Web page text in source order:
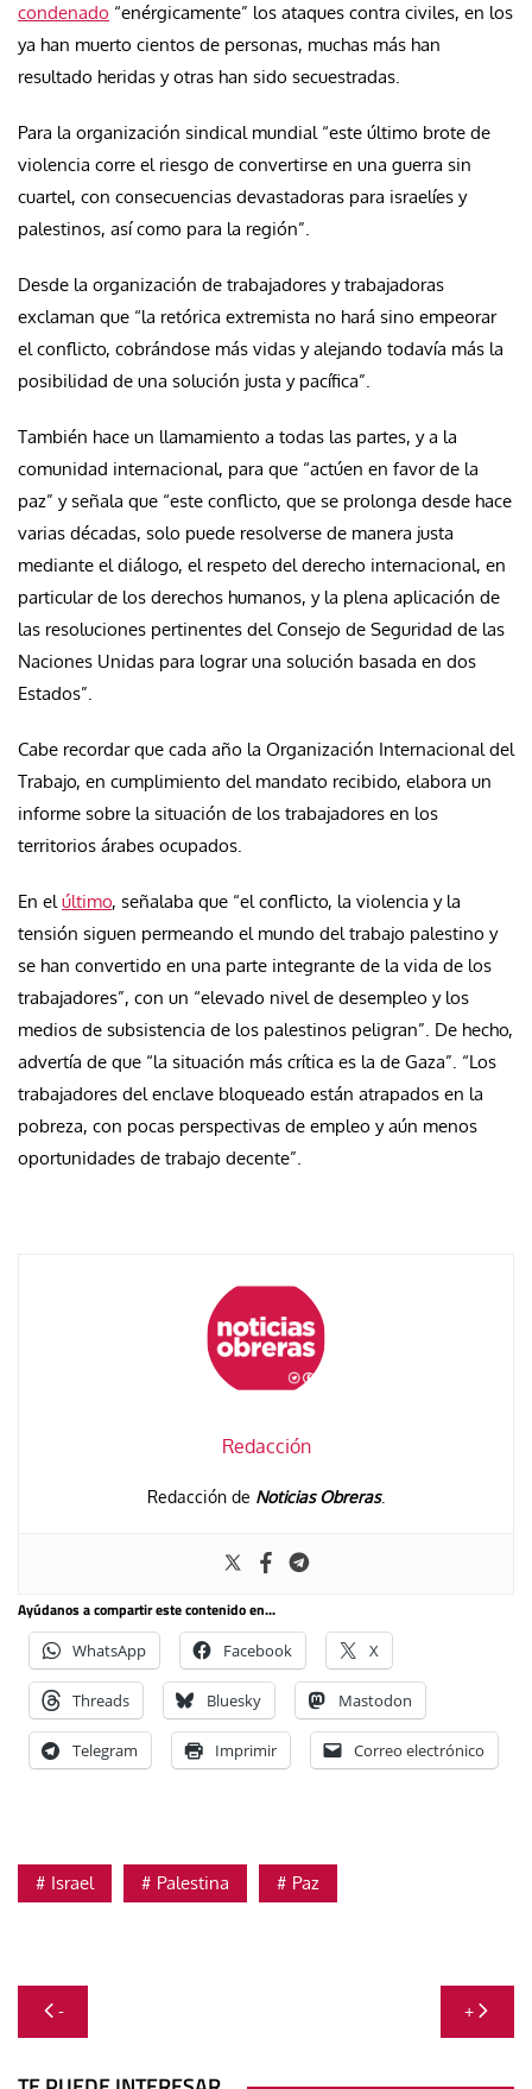
condenado “enérgicamente” los ataques contra civiles, en los
ya han muerto cientos de personas, muchas más han
resultado heridas y otras han sido secuestradas.
Para la organización sindical mundial “este último brote de
violencia corre el riesgo de convertirse en una guerra sin
cuartel, con consecuencias devastadoras para israelíes y
palestinos, así como para la región”.
Desde la organización de trabajadores y trabajadoras
exclaman que “la retórica extremista no hará sino empeorar
el conflicto, cobrándose más vidas y alejando todavía más la
posibilidad de una solución justa y pacífica”.
También hace un llamamiento a todas las partes, y a la
comunidad internacional, para que “actúen en favor de la
paz” y señala que “este conflicto, que se prolonga desde hace
varias décadas, solo puede resolverse de manera justa
mediante el diálogo, el respeto del derecho internacional, en
particular de los derechos humanos, y la plena aplicación de
las resoluciones pertinentes del Consejo de Seguridad de las
Naciones Unidas para lograr una solución basada en dos
Estados”.
Cabe recordar que cada año la Organización Internacional del
Trabajo, en cumplimiento del mandato recibido, elabora un
informe sobre la situación de los trabajadores en los
territorios árabes ocupados.
En elúltimo, señalaba que “el conflicto, la violencia y la
tensión siguen permeando el mundo del trabajo palestino y
se han convertido en una parte integrante de la vida de los
trabajadores”, con un “elevado nivel de desempleo y los
medios de subsistencia de los palestinos peligran”. De hecho,
advertía de que “la situación más crítica es la de Gaza”. “Los
trabajadores del enclave bloqueado están atrapados en la
pobreza, con pocas perspectivas de empleo y aún menos
oportunidades de trabajo decente”.
Redacción
Redacción de Noticias Obreras.
Ayúdanos a compartir este contenido en...
WhatsApp Facebook X
Threads Bluesky Mastodon
Telegram Imprimir Correo electrónico
Israel Palestina Paz
Navegación
de
- +